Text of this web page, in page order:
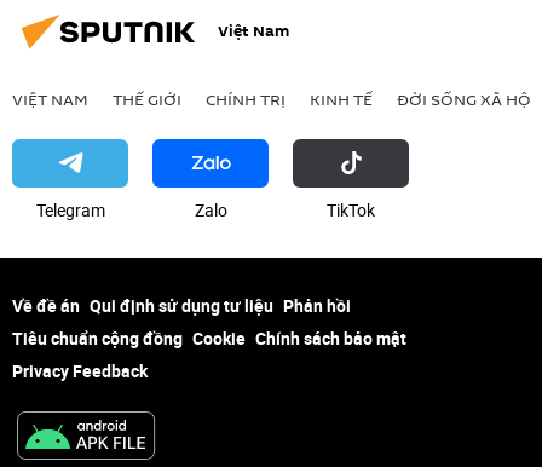
Việt Nam
VIỆT NAM THẾ GIỚI CHÍNH TRỊ KINH TẾ ĐỜI SỐNG XÃ HỘI
Telegram Zalo ТikТоk
Về đề án Qui định sử dụng tư liệu Phản hồi
Tiêu chuẩn cộng đồng Cookie Chính sách bảo mật
Privacy Feedback